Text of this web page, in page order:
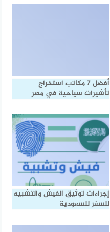
أفضل 7 مكاتب استخراج
تأشيرات سياحية في مصر
إجراءات توثيق الفيش والتشبيه
للسفر للسعودية